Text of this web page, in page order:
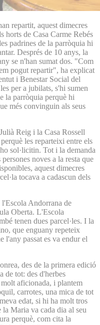
repartit, aquest dimecres
horts de Casa Carme Rebés
padrines de la parròquia hi
Després de 10 anys, la
se n'han sumat dos. "Com
pogut repartir", ha explicat
i Benestar Social del
per a jubilats, s'hi sumen
la parròquia perquè hi
més convinguin als seus
Reig i la Casa Rossell
les reparteixi entre els
sol·licitin. Tot i la demanda
noves a la resta que
aquest dimecres
tocava a cadascun dels
Andorrana de
Oberta. L'Escola
tenen dues parcel·les. I la
que enguany repeteix
l'any passat es va endur el
des de la primera edició
de tot: des d'herbes
aficionada, i plantem
carrotes, una mica de tot
edat, si hi ha molt tros
Maria va cada dia al seu
perquè, com cita la